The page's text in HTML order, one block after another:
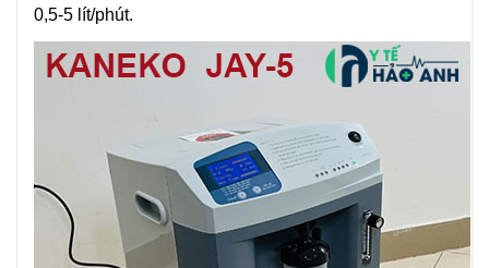
0,5-5 lít/phút.